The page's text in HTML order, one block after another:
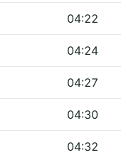
04:22
04:24
04:27
04:30
04:32